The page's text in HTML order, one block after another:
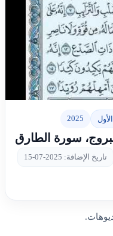
2025
سورة الطارق
تاريخ الإضافة: 2025-07-15